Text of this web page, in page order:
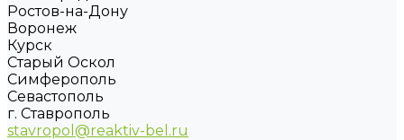
Ростов-на-Дону
Воронеж
Курск
Старый Оскол
Симферополь
Севастополь
г. Ставрополь
stavropol@reaktiv-bel.ru